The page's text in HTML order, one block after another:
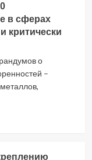
в сферах
критически
о
–